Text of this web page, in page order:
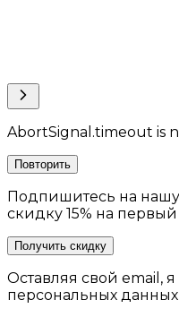
AbortSignal.timeout is
Повторить
Подпишитесь на
скидку 15% на первый
Получить скидку
Оставляя свой email,
персональных данных